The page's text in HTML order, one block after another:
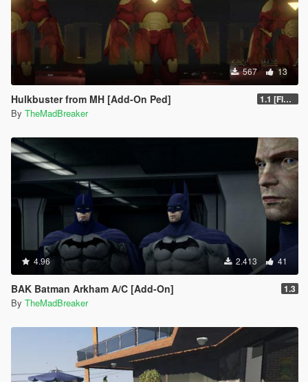
567 13
Hulkbuster from MH [Add-On Ped] 1.1 [FINAL]
By TheMadBreaker
4.96 2.413 41
BAK Batman Arkham A/C [Add-On] 1.3
By TheMadBreaker